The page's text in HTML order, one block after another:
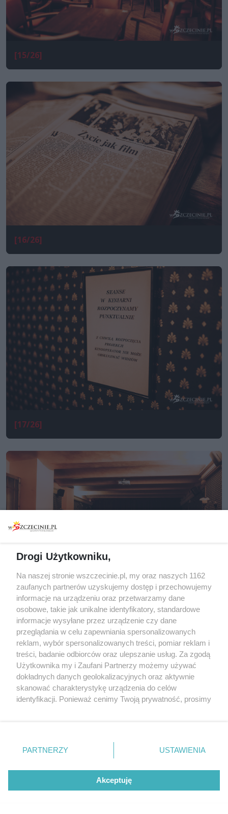
[15/26]
[16/26]
[17/26]
[18/26]
[19/26]
Drogi Użytkowniku,
Na naszej stronie wszczecinie.pl, my oraz naszych 1162
zaufanych partnerów uzyskujemy dostęp i przechowujemy
informacje na urządzeniu oraz przetwarzamy dane
osobowe, takie jak unikalne identyfikatory, standardowe
informacje wysyłane przez urządzenie czy dane
przeglądania w celu zapewniania spersonalizowanych
reklam, wybór spersonalizowanych treści, pomiar reklam i
treści, badanie odbiorców oraz ulepszanie usług. Za zgodą
Użytkownika my i Zaufani Partnerzy możemy używać
dokładnych danych geolokalizacyjnych oraz aktywnie
skanować charakterystykę urządzenia do celów
identyfikacji. Ponieważ cenimy Twoją prywatność, prosimy
prywatności znajdujący się w lewym dolnym rogu strony
. Niektóre rodzaje przetwarzania danych nie wymagają
takiemu przetwarzaniu. Preferencje będą miały
zastosowania tylko na tej witrynie.
PARTNERZY USTAWIENIA
Akceptuję